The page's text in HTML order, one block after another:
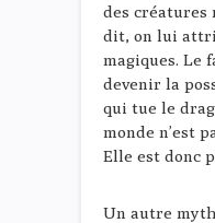
des créatures
dit, on lui
magiques. Le
devenir la
qui tue le
monde n’est
Elle est donc
Un autre